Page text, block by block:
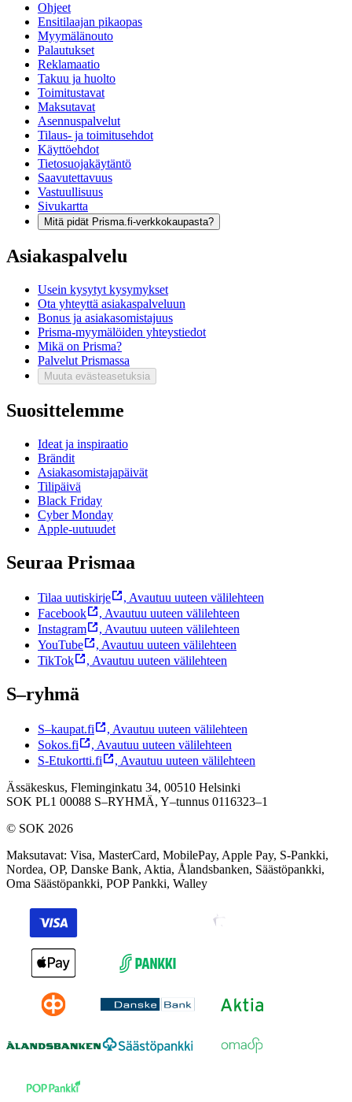
Ohjeet
Ensitilaajan pikaopas
Myymälänouto
Palautukset
Reklamaatio
Takuu ja huolto
Toimitustavat
Maksutavat
Asennuspalvelut
Tilaus- ja toimitusehdot
Käyttöehdot
Tietosuojakäytäntö
Saavutettavuus
Vastuullisuus
Sivukartta
Mitä pidät Prisma.fi-verkkokaupasta?
Asiakaspalvelu
Usein kysytyt kysymykset
Ota yhteyttä asiakaspalveluun
Bonus ja asiakasomistajuus
Prisma-myymälöiden yhteystiedot
Mikä on Prisma?
Palvelut Prismassa
Muuta evästeasetuksia
Suosittelemme
Ideat ja inspiraatio
Brändit
Asiakasomistajapäivät
Tilipäivä
Black Friday
Cyber Monday
Apple-uutuudet
Seuraa Prismaa
Tilaa uutiskirje , Avautuu uuteen välilehteen
Facebook
, Avautuu uuteen välilehteen
Instagram
, Avautuu uuteen välilehteen
YouTube
, Avautuu uuteen välilehteen
TikTok
, Avautuu uuteen välilehteen
S–ryhmä
S–kaupat.fi , Avautuu uuteen välilehteen
Sokos.fi
, Avautuu uuteen välilehteen
S-Etukortti.fi
, Avautuu uuteen välilehteen
Ässäkeskus, Fleminginkatu 34, 00510 Helsinki
SOK PL1 00088 S–RYHMÄ, Y–tunnus 0116323–1
© SOK 2026
Maksutavat: Visa, MasterCard, MobilePay, Apple Pay, S-Pankki,
Nordea, OP, Danske Bank, Aktia, Ålandsbanken, Säästöpankki,
Oma Säästöpankki, POP Pankki, Walley